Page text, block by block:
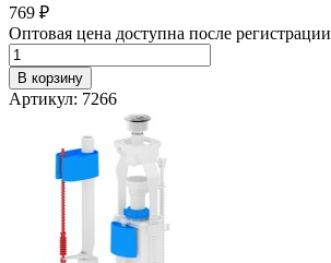
769 ₽
Оптовая цена доступна после регистрации
В корзину
Артикул: 7266